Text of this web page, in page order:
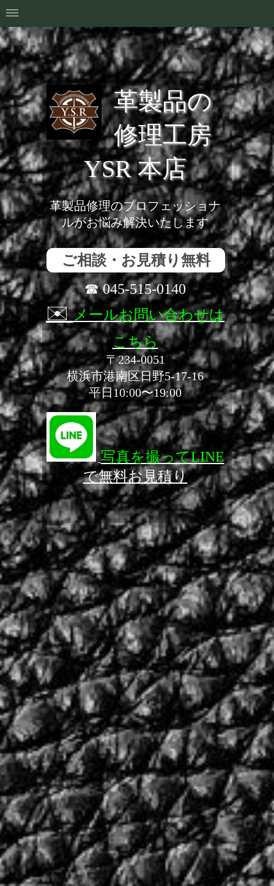
革製品の
修理工房
YSR 本店
革製品修理のプロフェッショナ
ルがお悩み解決いたします
ご相談・お見積り無料
☎ 045-515-0140
✉️メールお問い合わせは
こちら
〒234-0051
横浜市港南区日野5-17-16
平日10:00〜19:00
写真を撮ってLINE
で無料お見積り